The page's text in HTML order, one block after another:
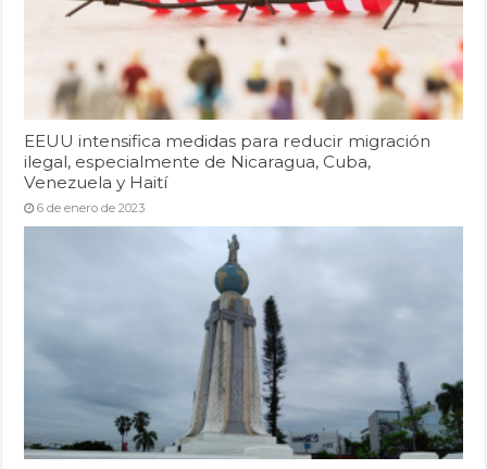
EEUU intensifica medidas para reducir migración
ilegal, especialmente de Nicaragua, Cuba,
Venezuela y Haití
6 de enero de 2023